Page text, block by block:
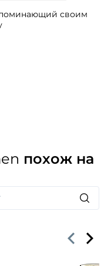
своим
персика
свежесть
Цветочное
целого
похож на